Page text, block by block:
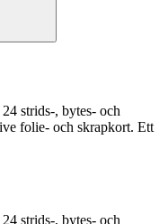
strids-, bytes- och
folie- och skrapkort. Ett
strids-, bytes- och